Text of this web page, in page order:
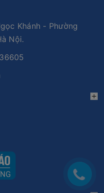
Khánh - Phường
Nội.